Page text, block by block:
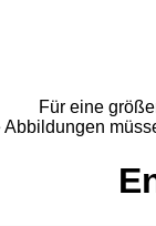
Für eine
Abbildungen